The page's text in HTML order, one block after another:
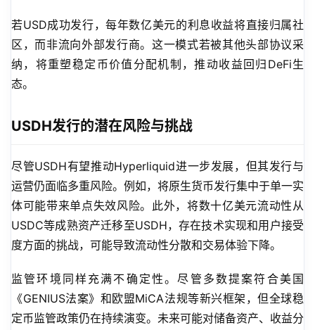
若USD成功发行，每年数亿美元的利息收益将直接归属社
区，而非流向外部发行商。这一模式若被其他头部协议采
纳，将重塑稳定币价值分配机制，推动收益回归DeFi生
态。
USDH发行的潜在风险与挑战
尽管USDH有望推动Hyperliquid进一步发展，但其发行与
运营仍面临多重风险。例如，将原生货币发行集中于单一实
体可能带来单点失效风险。此外，将数十亿美元流动性从
USDC等成熟资产迁移至USDH，存在技术实现和用户接受
度方面的挑战，可能导致流动性分散和交易体验下降。
监管环境同样充满不确定性。尽管多数提案符合美国
《GENIUS法案》和欧盟MiCA法规等新兴框架，但全球稳
定币监管政策仍在持续演变。未来可能对储备资产、收益分